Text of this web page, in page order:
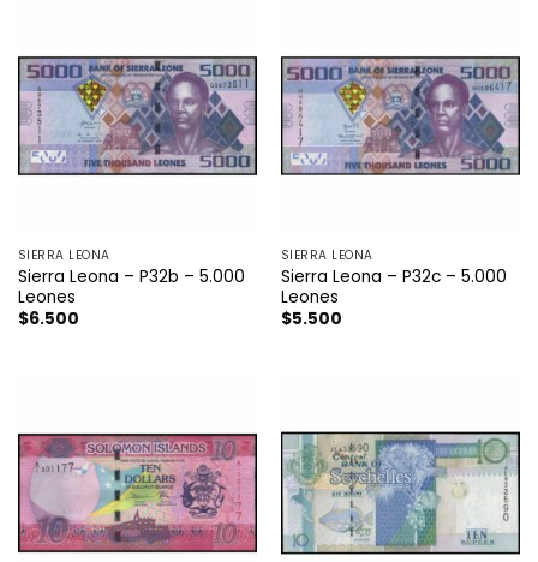
SIERRA LEONA
Sierra Leona – P32b – 5.000
Leones
$6.500
SIERRA LEONA
Sierra Leona – P32c – 5.000
Leones
$5.500